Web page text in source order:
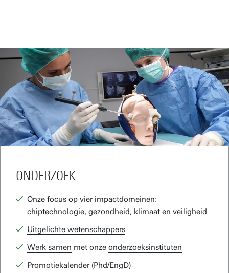
ONDERZOEK
Onze focus op vier impactdomeinen:
chiptechnologie, gezondheid, klimaat en veiligheid
Uitgelichte wetenschappers
Werk samen met onze onderzoeksinstituten
Promotiekalender(Phd/EngD)
Samenwerken met de UT
Bedrijfsruimte op de campus
PhD/EngD in het bedrijfsleven
Ondersteuning door Novel-T